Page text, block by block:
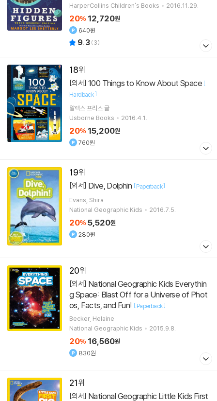
HarperCollins Children's Books
2016.11.29.
20% 12,720원
640원
9.3(3)
18
[외서] 100 Things to Know About Space [
Hardback]
알렉스 프리스 글
Usborne Books
2016.4.1.
20% 15,200원
760원
19
[외서] Dive, Dolphin [Paperback]
Evans, Shira
National Geographic Kids
2016.7.5.
20% 5,520원
280원
20
[외서]
g Space: Blast Off for a Universe of Phot
os, Facts, and Fun! [ Paperback]
Becker, Helaine
National Geographic Kids
2015.9.8.
20% 16,560원
830원
21
[외서]